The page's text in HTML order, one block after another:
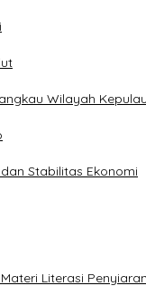
Wilayah
Stabilitas Ekonomi
Literasi